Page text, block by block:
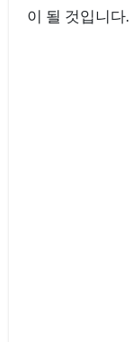
이 될 것입니다.